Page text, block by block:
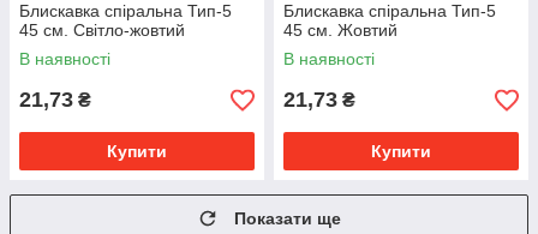
Блискавка спіральна Тип-5
45 см. Світло-жовтий
В наявності
21,73 ₴
Купити
Блискавка спіральна Тип-5
45 см. Жовтий
В наявності
21,73 ₴
Купити
Показати ще